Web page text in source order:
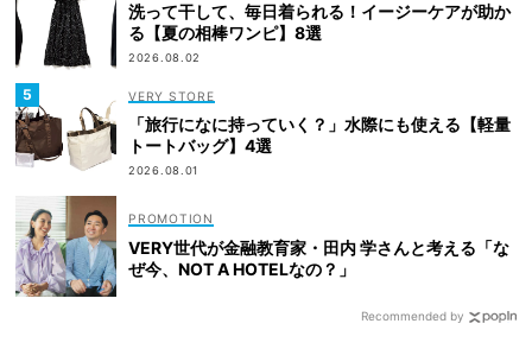
洗って干して、毎日着られる！イージーケアが助か
る【夏の相棒ワンピ】8選
2026.08.02
VERY STORE
「旅行になに持っていく？」水際にも使える【軽量
トートバッグ】4選
2026.08.01
VERY世代が金融教育家・田内 学さんと考える「な
ぜ今、NOT A HOTELなの？」
Recommended by